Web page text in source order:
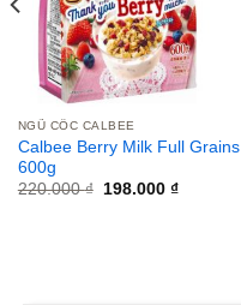
NGŨ CỐC CALBEE
Calbee Berry Milk Full Grains
600g
220.000₫
Giá
198.000 ₫Giá